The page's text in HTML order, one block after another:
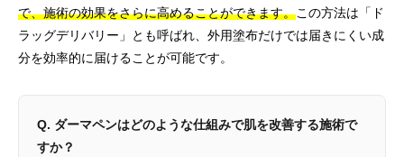
で、施術の効果をさらに高めることができます。この方法は「ド
ラッグデリバリー」とも呼ばれ、外用塗布だけでは届きにくい成
分を効率的に届けることが可能です。
Q. ダーマペンはどのような仕組みで肌を改善する施術で
すか？